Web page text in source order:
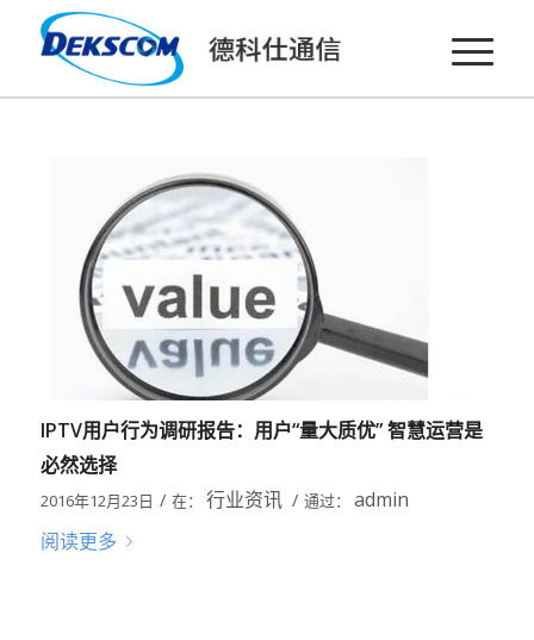
IPTV用户行为调研报告：用户“量大质优” 智慧运营是
必然选择
2016年12月23日 / 在： 行业资讯 / 通过： admin
阅读更多